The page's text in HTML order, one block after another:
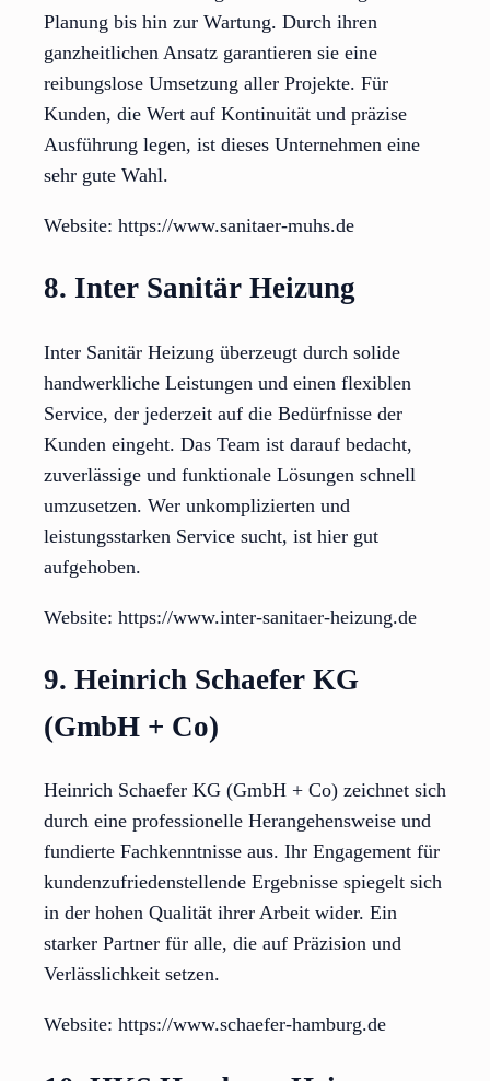
Planung bis hin zur Wartung. Durch ihren
ganzheitlichen Ansatz garantieren sie eine
reibungslose Umsetzung aller Projekte. Für
Kunden, die Wert auf Kontinuität und präzise
Ausführung legen, ist dieses Unternehmen eine
sehr gute Wahl.
Website: https://www.sanitaer-muhs.de
8. Inter Sanitär Heizung
Inter Sanitär Heizung überzeugt durch solide
handwerkliche Leistungen und einen flexiblen
Service, der jederzeit auf die Bedürfnisse der
Kunden eingeht. Das Team ist darauf bedacht,
zuverlässige und funktionale Lösungen schnell
umzusetzen. Wer unkomplizierten und
leistungsstarken Service sucht, ist hier gut
aufgehoben.
Website: https://www.inter-sanitaer-heizung.de
9. Heinrich Schaefer KG
(GmbH + Co)
Heinrich Schaefer KG (GmbH + Co) zeichnet sich
durch eine professionelle Herangehensweise und
fundierte Fachkenntnisse aus. Ihr Engagement für
kundenzufriedenstellende Ergebnisse spiegelt sich
in der hohen Qualität ihrer Arbeit wider. Ein
starker Partner für alle, die auf Präzision und
Verlässlichkeit setzen.
Website: https://www.schaefer-hamburg.de